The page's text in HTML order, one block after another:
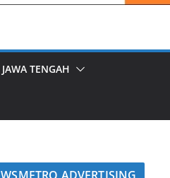
JAWA TENGAH